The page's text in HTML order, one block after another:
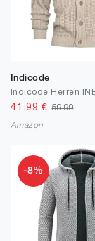
Indicode
41.99 €59.99
Amazon
-8%